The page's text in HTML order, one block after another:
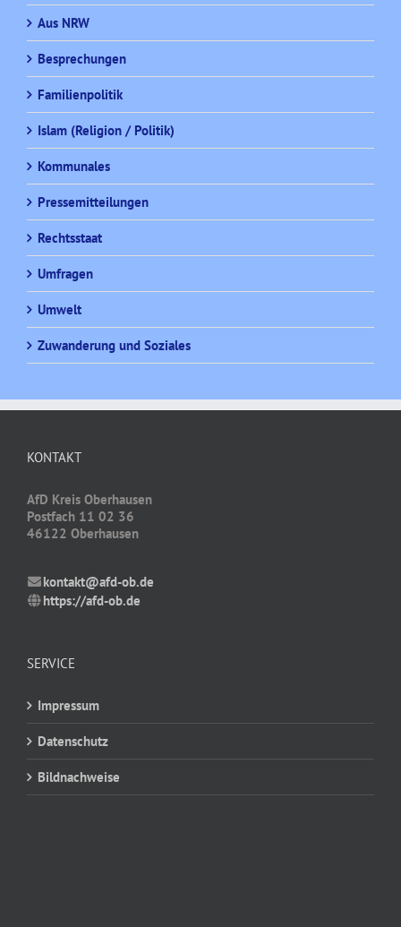
Aus NRW
Besprechungen
Familienpolitik
Islam (Religion / Politik)
Kommunales
Pressemitteilungen
Rechtsstaat
Umfragen
Umwelt
Zuwanderung und Soziales
KONTAKT
AfD Kreis Oberhausen
Postfach 11 02 36
46122 Oberhausen
kontakt@afd-ob.de
https://afd-ob.de
SERVICE
Impressum
Datenschutz
Bildnachweise